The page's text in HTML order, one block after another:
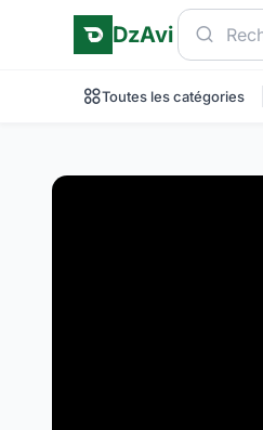
DzAvi
Toutes les catégories